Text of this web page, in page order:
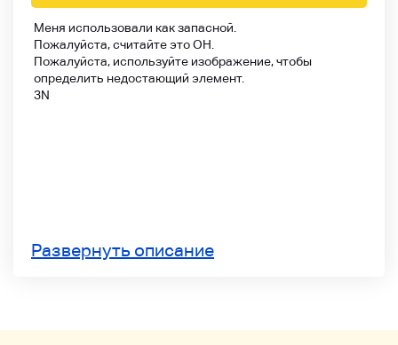
Меня использовали как запасной.
Пожалуйста, считайте это OH.
Пожалуйста, используйте изображение, чтобы
определить недостающий элемент.
3N
Развернуть описание